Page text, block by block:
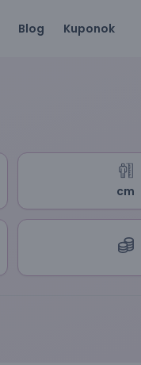
Blog Kuponok
cm